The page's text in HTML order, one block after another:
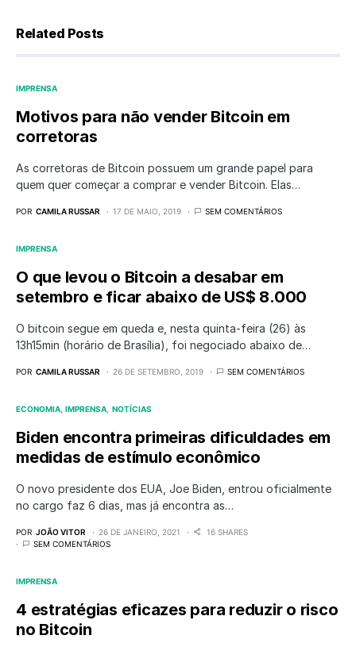
Related Posts
IMPRENSA
Motivos para não vender Bitcoin em
corretoras
As corretoras de Bitcoin possuem um grande papel para
quem quer começar a comprar e vender Bitcoin. Elas…
POR CAMILA RUSSAR 17 DE MAIO, 2019 SEM COMENTÁRIOS
IMPRENSA
O que levou o Bitcoin a desabar em
setembro e ficar abaixo de US$ 8.000
O bitcoin segue em queda e, nesta quinta-feira (26) às
13h15min (horário de Brasília), foi negociado abaixo de…
POR CAMILA RUSSAR 26 DE SETEMBRO, 2019 SEM COMENTÁRIOS
ECONOMIA IMPRENSA NOTÍCIAS
Biden encontra primeiras dificuldades em
medidas de estímulo econômico
O novo presidente dos EUA, Joe Biden, entrou oficialmente
no cargo faz 6 dias, mas já encontra as…
POR JOÃO VITOR 26 DE JANEIRO, 2021
16 SHARES
SEM COMENTÁRIOS
IMPRENSA
4 estratégias eficazes para reduzir o risco
no Bitcoin